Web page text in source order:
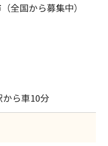
全国から募集中）
から車10分